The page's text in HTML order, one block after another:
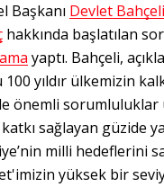
Başkanı Devlet Bahçeli
hakkında başlatılan
yaptı. Bahçeli,
yıldır ülkemizin
önemli sorumluluklar
sağlayan güzide
milli hedeflerini
yüksek bir